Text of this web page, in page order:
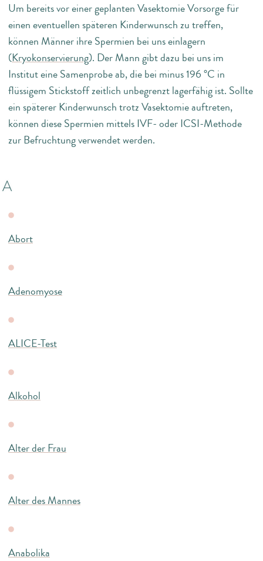
Um bereits vor einer geplanten Vasektomie Vorsorge für
einen eventuellen späteren Kinderwunsch zu treffen,
können Männer ihre Spermien bei uns einlagern
(Kryokonservierung). Der Mann gibt dazu bei uns im
Institut eine Samenprobe ab, die bei minus 196 °C in
flüssigem Stickstoff zeitlich unbegrenzt lagerfähig ist. Sollte
ein späterer Kinderwunsch trotz Vasektomie auftreten,
können diese Spermien mittels IVF- oder ICSI-Methode
zur Befruchtung verwendet werden.
A
Abort
Adenomyose
ALICE-Test
Alkohol
Alter der Frau
Alter des Mannes
Anabolika